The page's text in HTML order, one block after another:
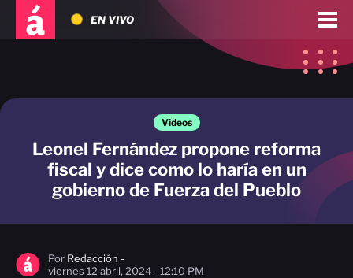
EN VIVO
Videos
Leonel Fernández propone reforma
fiscal y dice como lo haría en un
gobierno de Fuerza del Pueblo
Por Redacción -
viernes 12 abril, 2024 - 12:10 PM